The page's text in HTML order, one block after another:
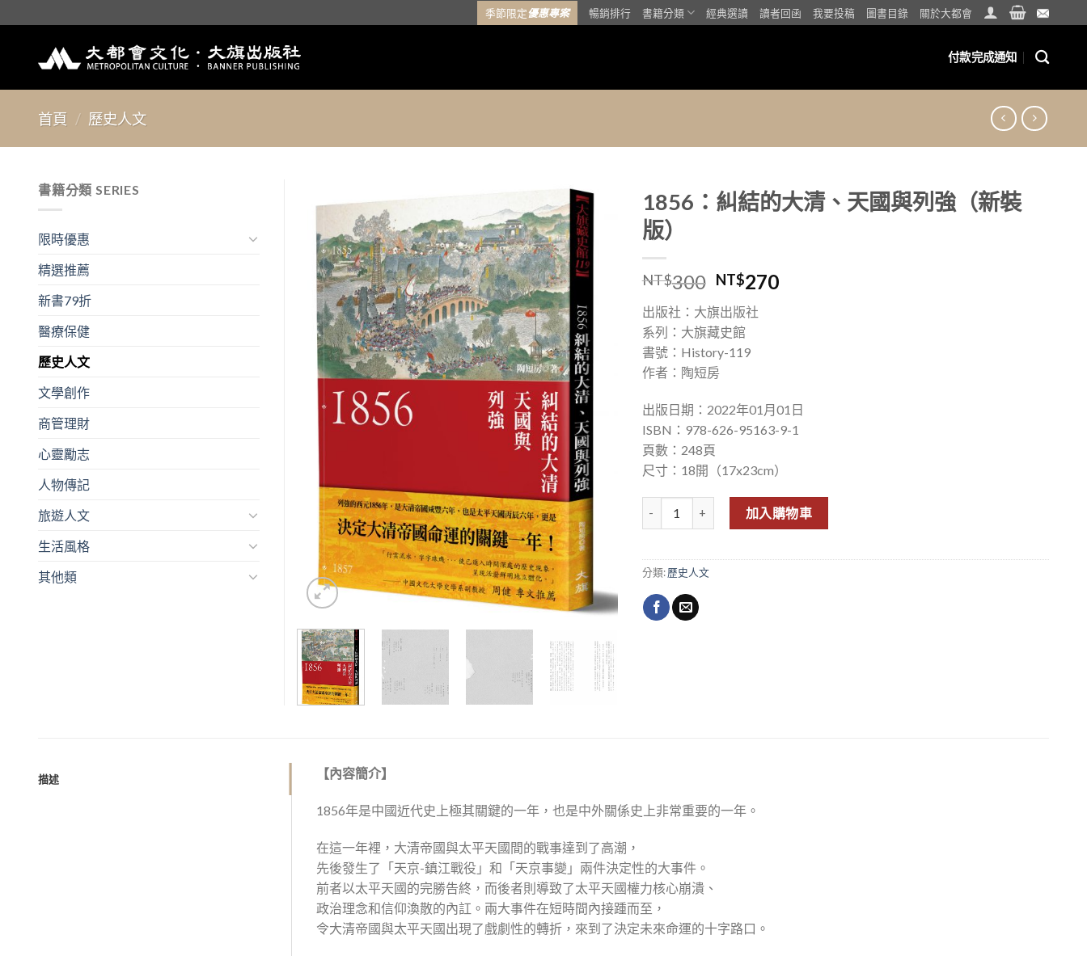
to
季節限定優惠專案 暢銷排行 書籍分類 經典選讀 讀者回函 我要投稿 圖書目錄 關於大都會
付款完成通知
首頁 / 歷史人文
加入
「願
望清
單」
1856：糾結的大清、天國與列強（新裝
版）
NT$300 NT$270
出版社：大旗出版社
系列：大旗藏史館
書號：History-119
作者：陶短房
出版日期：2022年01月01日
ISBN：978-626-95163-9-1
頁數：248頁
尺寸：18開（17x23cm）
1856：糾結的大清、天國與列強（新裝版） 數量
加入購物車
分類:歷史人文
書籍分類 SERIES
限時優惠
精選推薦
新書79折
醫療保健
歷史人文
文學創作
商管理財
心靈勵志
人物傳記
旅遊人文
生活風格
其他類
描述 【內容簡介】
1856年是中國近代史上極其關鍵的一年，也是中外關係史上非常重要的一年。
在這一年裡，大清帝國與太平天國間的戰事達到了高潮，
先後發生了「天京-鎮江戰役」和「天京事變」兩件決定性的大事件。
前者以太平天國的完勝告終，而後者則導致了太平天國權力核心崩潰、
政治理念和信仰渙散的內訌。兩大事件在短時間內接踵而至，
令大清帝國與太平天國出現了戲劇性的轉折，來到了決定未來命運的十字路口。